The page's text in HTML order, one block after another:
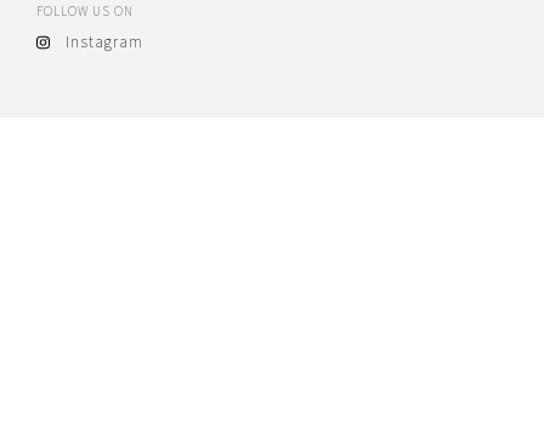
FOLLOW US ON
Instagram